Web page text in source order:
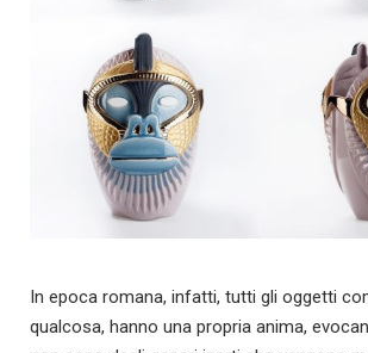
In epoca romana, infatti, tutti gli oggetti
qualcosa, hanno una propria anima,